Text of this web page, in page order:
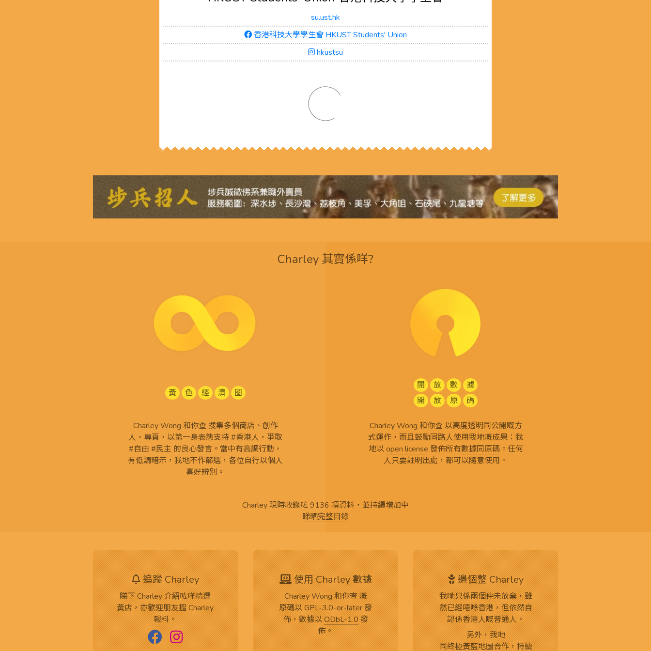
su.ust.hk
香港科技大學學生會 HKUST Students' Union
hkustsu
Charley 其實係咩?
黃 色 經 濟 圈
Charley Wong 和你查 搜集多個商店、創作
人、專頁，以第一身表態支持 #香港人，爭取
#自由 #民主 的良心發言。當中有高調行動，
有低調暗示，我地不作篩選，各位自行以個人
喜好辨別。
開 放 數
據
開
放 原 碼
Charley Wong 和你查 以高度透明同公開嘅方
式運作，而且鼓勵同路人使用我地嘅成果：我
地以open license 發佈所有數據同原碼。任何
人只要註明出處，都可以隨意使用。
Charley 現時收錄咗 9136 項資料，並持續增加中
睇晒完整目錄
追蹤 Charley
睇下 Charley 介紹咗咩精選
黃店，亦歡迎朋友搵 Charley
報料。
使用 Charley 數據
Charley Wong 和你查 嘅
原碼以GPL-3.0-or-later發
佈，數據以ODbL-1.0發
佈。
邊個整 Charley
我哋只係兩個仲未放棄，雖
然已經唔喺香港，但依然自
認係香港人嘅普通人。
另外，我哋
同終極黃藍地圖合作，持續